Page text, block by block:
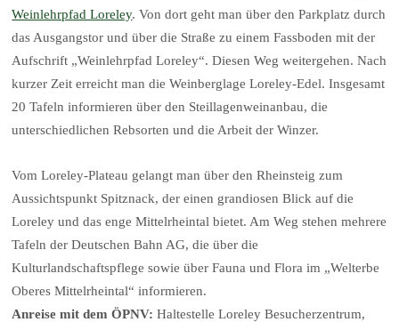
Weinlehrpfad Loreley. Von dort geht man über den Parkplatz durch
das Ausgangstor und über die Straße zu einem Fassboden mit der
Aufschrift „Weinlehrpfad Loreley“. Diesen Weg weitergehen. Nach
kurzer Zeit erreicht man die Weinberglage Loreley-Edel. Insgesamt
20 Tafeln informieren über den Steillagenweinanbau, die
unterschiedlichen Rebsorten und die Arbeit der Winzer.
Vom Loreley-Plateau gelangt man über den Rheinsteig zum
Aussichtspunkt Spitznack, der einen grandiosen Blick auf die
Loreley und das enge Mittelrheintal bietet. Am Weg stehen mehrere
Tafeln der Deutschen Bahn AG, die über die
Kulturlandschaftspflege sowie über Fauna und Flora im „Welterbe
Oberes Mittelrheintal“ informieren.
Anreise mit dem ÖPNV: Haltestelle Loreley Besucherzentrum,